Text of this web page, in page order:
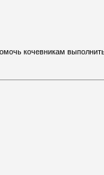
кочевникам